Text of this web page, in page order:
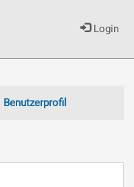
Login
Benutzerprofil